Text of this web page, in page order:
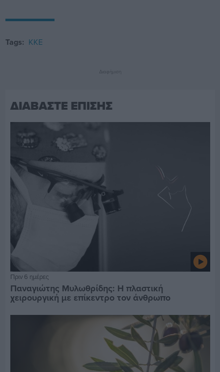
Tags: ΚΚΕ
Διαφήμιση
ΔΙΑΒΑΣΤΕ ΕΠΙΣΗΣ
Πριν 6 ημέρες
Παναγιώτης Μυλωθρίδης: Η πλαστική
χειρουργική με επίκεντρο τον άνθρωπο